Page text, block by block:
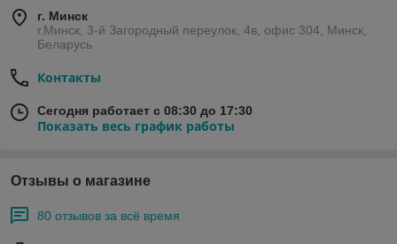
г. Минск
г.Минск, 3-й Загородный переулок, 4в, офис 304, Минск,
Беларусь
Контакты
Сегодня работает с 08:30 до 17:30
Показать весь график работы
Отзывы о магазине
80 отзывов за всё время